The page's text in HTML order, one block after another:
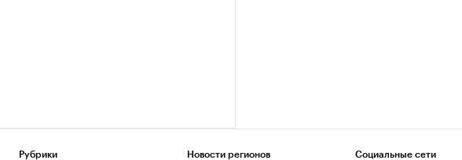
Рубрики Новости регионов Социальные сети